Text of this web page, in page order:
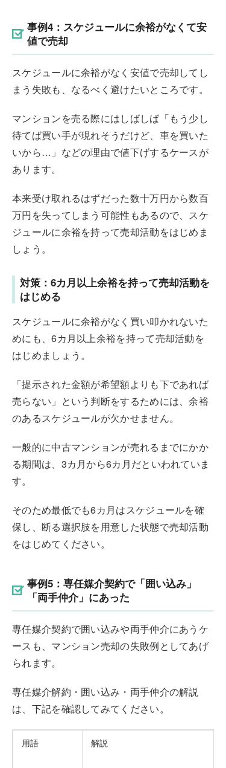
事例4：スケジュールに余裕がなくて安
値で売却
スケジュールに余裕がなく安値で売却してし
まう失敗も、なるべく避けたいところです。
マンションを売る際にはしばしば「もう少し
待てば買い手が現れそうだけど、車を買いた
いから…」などの理由で値下げするケースが
あります。
本来受け取れるはずだった数十万円から数百
万円を失ってしまう可能性もあるので、スケ
ジュールに余裕を持って売却活動をはじめま
しょう。
対策：6カ月以上余裕を持って売却活動を
はじめる
スケジュールに余裕がなく買い叩かれないた
めにも、6カ月以上余裕を持って売却活動を
はじめましょう。
「提示された金額が希望額よりも下であれば
売らない」という判断をするためには、余裕
のあるスケジュールが欠かせません。
一般的に中古マンションが売れるまでにかか
る期間は、3カ月から6カ月だといわれていま
す。
そのため最低でも6カ月はスケジュールを確
保し、断る選択肢を用意した状態で売却活動
をはじめてください。
事例5：専任媒介契約で「囲い込み」
「両手仲介」にあった
専任媒介契約で囲い込みや両手仲介にあうケ
ースも、マンション売却の失敗例としてあげ
られます。
専任媒介解約・囲い込み・両手仲介の解説
は、下記を確認してみてください。
用語 解説